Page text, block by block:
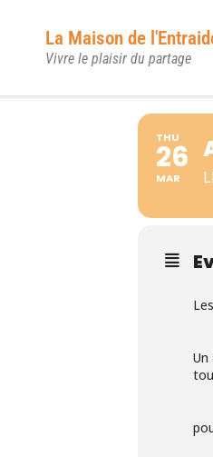
La Maison de
Vivre le plaisir du partage
THU
26
MAR